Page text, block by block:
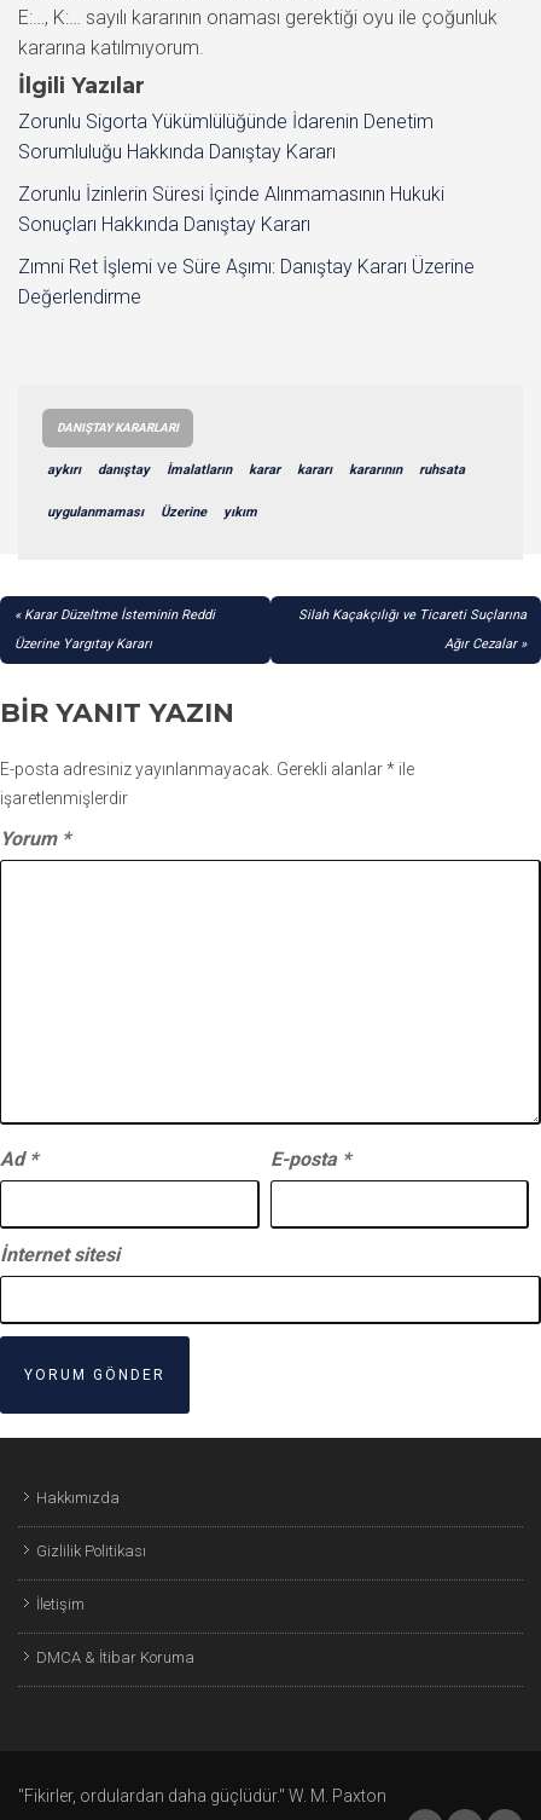
E:…, K:… sayılı kararının onaması gerektiği oyu ile çoğunluk
kararına katılmıyorum.
İlgili Yazılar
Zorunlu Sigorta Yükümlülüğünde İdarenin Denetim
Sorumluluğu Hakkında Danıştay Kararı
Zorunlu İzinlerin Süresi İçinde Alınmamasının Hukuki
Sonuçları Hakkında Danıştay Kararı
Zımni Ret İşlemi ve Süre Aşımı: Danıştay Kararı Üzerine
Değerlendirme
DANIŞTAY KARARLARI
aykırı danıştay İmalatların karar kararı kararının ruhsata
uygulanmaması Üzerine yıkım
YAZI
GEZINMESI
Karar Düzeltme İsteminin Reddi
Üzerine Yargıtay Kararı
Silah Kaçakçılığı ve Ticareti Suçlarına
Ağır Cezalar
BIR YANIT YAZIN
E-posta adresiniz yayınlanmayacak. Gerekli alanlar* ile
işaretlenmişlerdir
Yorum *
Ad * E-posta *
İnternet sitesi
Hakkımızda
Gizlilik Politikası
İletişim
DMCA & İtibar Koruma
"Fikirler, ordulardan daha güçlüdür." W. M. Paxton